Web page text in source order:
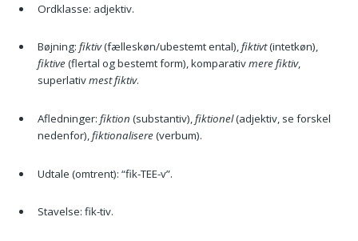
Ordklasse: adjektiv.
Bøjning: fiktiv(fælleskøn/ubestemt ental),fiktivt(intetkøn),
fiktive(flertal og bestemt form), komparativmere fiktiv,
superlativmest fiktiv.
Afledninger: fiktion (substantiv),fiktionel(adjektiv, se forskel
nedenfor),fiktionalisere(verbum).
Udtale (omtrent): “fik-TEE-v”.
Stavelse: fik-tiv.